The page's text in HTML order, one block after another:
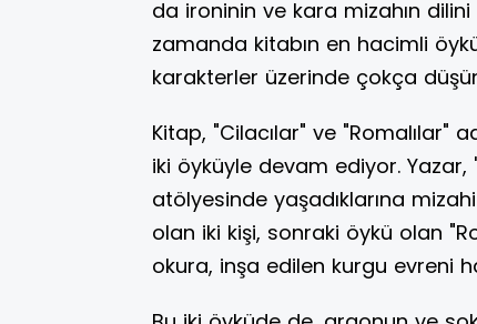
da ironinin ve kara mizahın
zamanda kitabın en hacimli
karakterler üzerinde çokça
Kitap, "Cilacılar" ve "Romalılar"
iki öyküyle devam ediyor.
atölyesinde yaşadıklarına
olan iki kişi, sonraki öykü olan
okura, inşa edilen kurgu evreni